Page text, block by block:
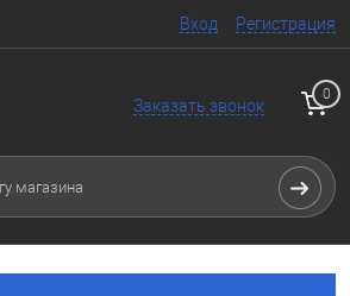
Вход Регистрация
Заказать звонок
0